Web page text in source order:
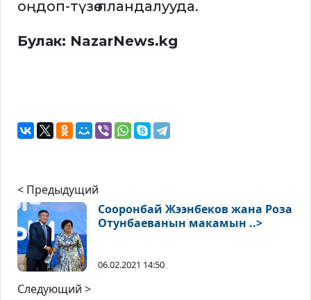
оңдоп-түзөө пландалууда.
Булак: NazarNews.kg
< Предыдущий
Сооронбай Жээнбеков жана Роза
Отунбаеванын макамын ..>
06.02.2021 14:50
Следующий >